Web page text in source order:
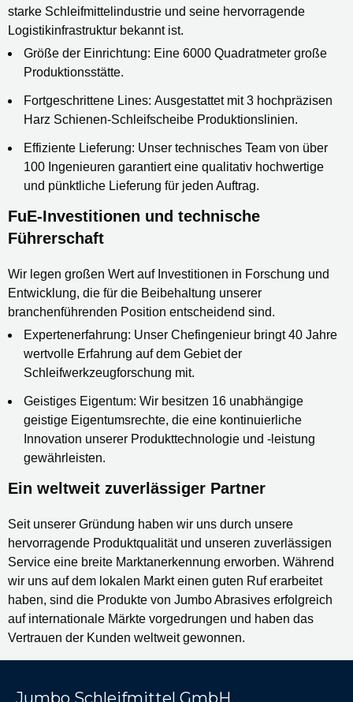
starke Schleifmittelindustrie und seine hervorragende
Logistikinfrastruktur bekannt ist.
Größe der Einrichtung: Eine 6000 Quadratmeter große
Produktionsstätte.
Fortgeschrittene Lines: Ausgestattet mit 3 hochpräzisen
Harz Schienen-Schleifscheibe Produktionslinien.
Effiziente Lieferung: Unser technisches Team von über
100 Ingenieuren garantiert eine qualitativ hochwertige
und pünktliche Lieferung für jeden Auftrag.
FuE-Investitionen und technische
Führerschaft
Wir legen großen Wert auf Investitionen in Forschung und
Entwicklung, die für die Beibehaltung unserer
branchenführenden Position entscheidend sind.
Expertenerfahrung: Unser Chefingenieur bringt 40 Jahre
wertvolle Erfahrung auf dem Gebiet der
Schleifwerkzeugforschung mit.
Geistiges Eigentum: Wir besitzen 16 unabhängige
geistige Eigentumsrechte, die eine kontinuierliche
Innovation unserer Produkttechnologie und -leistung
gewährleisten.
Ein weltweit zuverlässiger Partner
Seit unserer Gründung haben wir uns durch unsere
hervorragende Produktqualität und unseren zuverlässigen
Service eine breite Marktanerkennung erworben. Während
wir uns auf dem lokalen Markt einen guten Ruf erarbeitet
haben, sind die Produkte von Jumbo Abrasives erfolgreich
auf internationale Märkte vorgedrungen und haben das
Vertrauen der Kunden weltweit gewonnen.
Jumbo Schleifmittel GmbH.